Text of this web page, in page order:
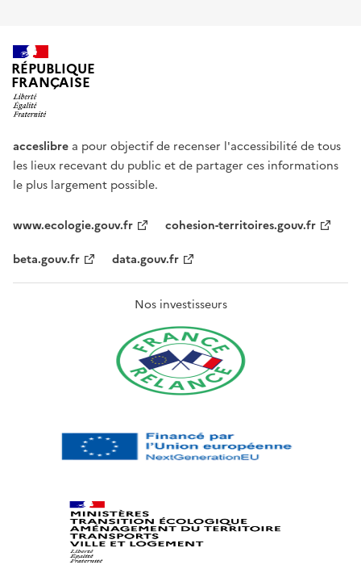
RÉPUBLIQUE
FRANÇAISE
acceslibre a pour objectif de recenser l'accessibilité de tous
les lieux recevant du public et de partager ces informations
le plus largement possible.
www.ecologie.gouv.fr
cohesion-territoires.gouv.fr
beta.gouv.fr
data.gouv.fr
Nos investisseurs